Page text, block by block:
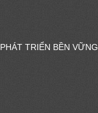
PHÁT TRIỂN BỀN VỮNG